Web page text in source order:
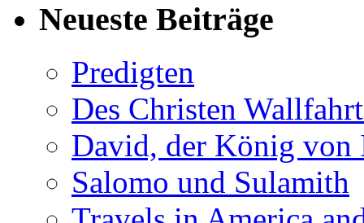
Neueste Beiträge
Predigten
Des Christen
David, der König von
Salomo und Sulamith